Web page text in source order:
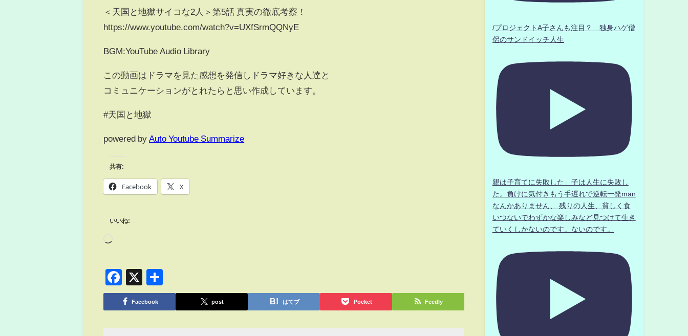
＜天国と地獄サイコな2人＞第5話 真実の徹底考察！
https://www.youtube.com/watch?v=UXfSrmQQNyE
BGM:YouTube Audio Library
この動画はドラマを見た感想を発信しドラマ好きな人達と
コミュニケーションがとれたらと思い作成しています。
#天国と地獄
powered by Auto Youtube Summarize
共有:
Facebook X
いいね:
Facebook
X
有
Facebook post はてブ Pocket Feedly
/プロジェクトA子さんも注目？ 独身ハゲ僧
侶のサンドイッチ人生
親は子育てに失敗した」子は人生に失敗し
た。負けに気付きもう手遅れで逆転一発man
なんかありません、 残りの人生、貧しく食
いつないでわずかな楽しみなど見つけて生き
ていくしかないのです。ないのです。